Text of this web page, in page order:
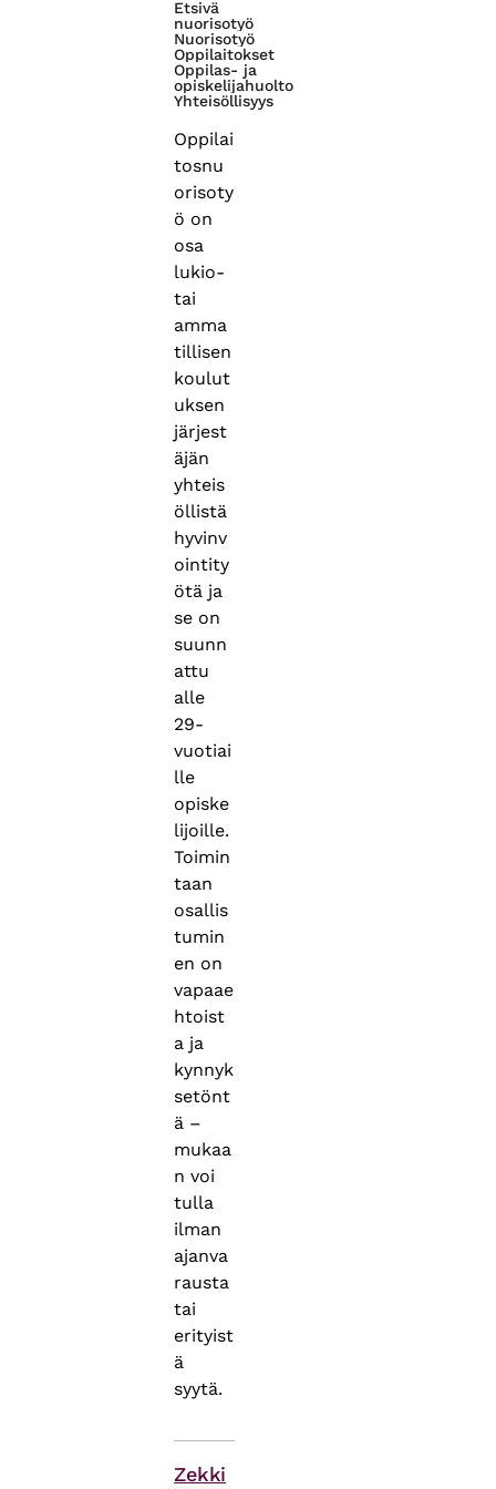
Etsivä
nuorisotyö
Nuorisotyö
Oppilaitokset
Oppilas- ja
opiskelijahuolto
Yhteisöllisyys
Oppilai
tosnu
orisoty
ö on
osa
lukio-
tai
amma
tillisen
koulut
uksen
järjest
äjän
yhteis
öllistä
hyvinv
ointity
ötä ja
se on
suunn
attu
alle
29-
vuotiai
lle
opiske
lijoille.
Toimin
taan
osallis
tumin
en on
vapaae
htoist
a ja
kynnyk
setönt
ä –
mukaa
n voi
tulla
ilman
ajanva
rausta
tai
erityist
ä
syytä.
Zekki